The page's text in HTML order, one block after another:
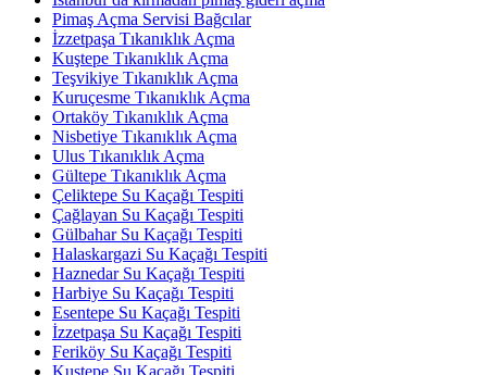
Pimaş Açma Servisi Bağcılar
İzzetpaşa Tıkanıklık Açma
Kuştepe Tıkanıklık Açma
Teşvikiye Tıkanıklık Açma
Kuruçesme Tıkanıklık Açma
Ortaköy Tıkanıklık Açma
Nisbetiye Tıkanıklık Açma
Ulus Tıkanıklık Açma
Gültepe Tıkanıklık Açma
Çeliktepe Su Kaçağı Tespiti
Çağlayan Su Kaçağı Tespiti
Gülbahar Su Kaçağı Tespiti
Halaskargazi Su Kaçağı Tespiti
Haznedar Su Kaçağı Tespiti
Harbiye Su Kaçağı Tespiti
Esentepe Su Kaçağı Tespiti
İzzetpaşa Su Kaçağı Tespiti
Feriköy Su Kaçağı Tespiti
Kuştepe Su Kaçağı Tespiti